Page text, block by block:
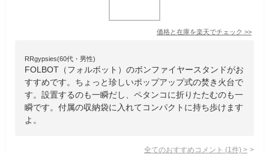
価格と在庫を楽天でチェック >>
RRgypsies(60代・男性)
FOLBOT（フォルボット）のボンファイヤースタンドがお
すすめです。ちょっと珍しいポップアップ式の焚き火台で
す。設置するのも一瞬だし、ペタンコに折りたたむのも一
瞬です。付属の収納袋に入れてコンパクトに持ち歩けます
よ。
全てのおすすめコメント (1 件) >